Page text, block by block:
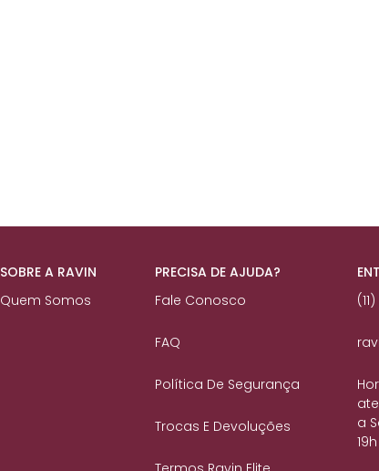
SOBRE A RAVIN
Quem Somos
PRECISA DE AJUDA?
Fale Conosco
FAQ
Política De Segurança
Trocas E Devoluções
a
19h